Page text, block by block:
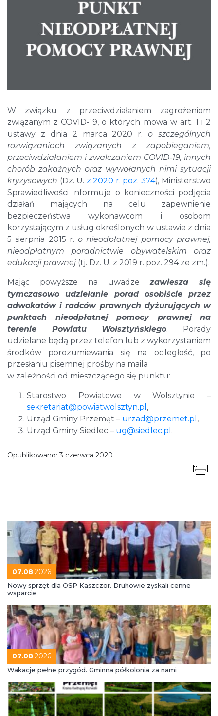
W związku z przeciwdziałaniem zagrożeniom
związanym z COVID-19, o których mowa w art. 1 i 2
ustawy z dnia 2 marca 2020 r.o szczególnych
rozwiązaniach związanych z zapobieganiem,
przeciwdziałaniem i zwalczaniem COVID-19, innych
chorób zakaźnych oraz wywołanych nimi sytuacji
kryzysowych (Dz. U. z 2020 r. poz. 374), Ministerstwo
Sprawiedliwości informuje o konieczności podjęcia
działań mających na celu zapewnienie
bezpieczeństwa wykonawcom i osobom
korzystającym z usług określonych w ustawie z dnia
5 sierpnia 2015 r.o nieodpłatnej pomocy prawnej,
nieodpłatnym poradnictwie obywatelskim oraz
edukacji prawnej(tj. Dz. U. z 2019 r. poz. 294 ze zm.).
Mając powyższe na uwadze zawiesza się
tymczasowo udzielanie porad osobiście przez
adwokatów i radców prawnych dyżurujących w
punktach nieodpłatnej pomocy prawnej na
terenie Powiatu Wolsztyńskiego. Porady
udzielane będą przez telefon lub z wykorzystaniem
środków porozumiewania się na odległość, po
przesłaniu pisemnej prośby na maila
w zależności od mieszczącego się punktu:
Starostwo Powiatowe w Wolsztynie –
sekretariat@powiatwolsztyn.pl ,
Urząd Gminy Przemęt – urzad@przemet.pl ,
Urząd Gminy Siedlec – ug@siedlec.pl .
Opublikowano:3 czerwca 2020
07.08.2026
Nowy sprzęt dla OSP Kaszczor. Druhowie zyskali cenne
wsparcie
07.08.2026
Wakacje pełne przygód. Gminna półkolonia za nami